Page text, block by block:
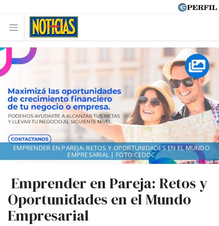
Emprender en Pareja: Retos y
Oportunidades en el Mundo
Empresarial
EMPRENDER EN PAREJA: RETOS Y OPORTUNIDADES EN EL MUNDO
EMPRESARIAL | FOTO:CEDOC